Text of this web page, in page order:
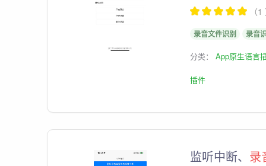
（
录音文件识别 录音
分类：App原生语言
插件
监听中断、 录